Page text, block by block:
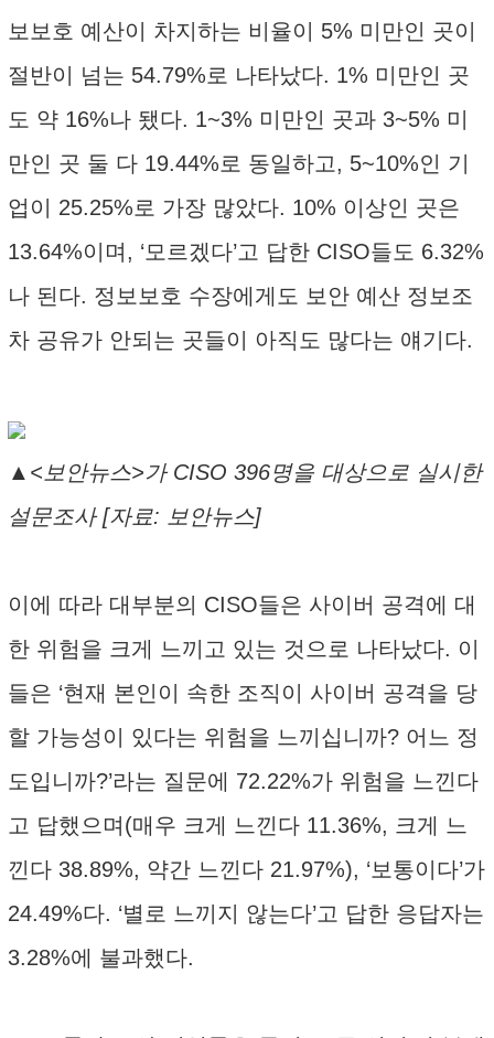
보보호 예산이 차지하는 비율이 5% 미만인 곳이
절반이 넘는 54.79%로 나타났다. 1% 미만인 곳
도 약 16%나 됐다. 1~3% 미만인 곳과 3~5% 미
만인 곳 둘 다 19.44%로 동일하고, 5~10%인 기
업이 25.25%로 가장 많았다. 10% 이상인 곳은
13.64%이며, ‘모르겠다’고 답한 CISO들도 6.32%
나 된다. 정보보호 수장에게도 보안 예산 정보조
차 공유가 안되는 곳들이 아직도 많다는 얘기다.
▲<보안뉴스>가 CISO 396명을 대상으로 실시한
설문조사 [자료: 보안뉴스]
이에 따라 대부분의 CISO들은 사이버 공격에 대
한 위험을 크게 느끼고 있는 것으로 나타났다. 이
들은 ‘현재 본인이 속한 조직이 사이버 공격을 당
할 가능성이 있다는 위험을 느끼십니까? 어느 정
도입니까?’라는 질문에 72.22%가 위험을 느낀다
고 답했으며(매우 크게 느낀다 11.36%, 크게 느
낀다 38.89%, 약간 느낀다 21.97%), ‘보통이다’가
24.49%다. ‘별로 느끼지 않는다’고 답한 응답자는
3.28%에 불과했다.